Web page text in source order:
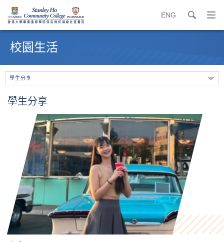
ENG search
打
開
始
校園生活
學生分享
學生分享